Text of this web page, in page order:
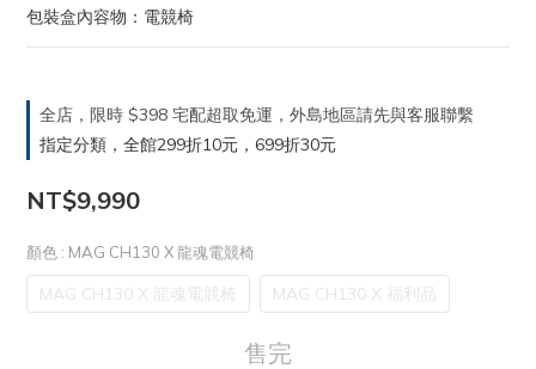
包裝盒內容物：電競椅
全店，限時 $398 宅配超取免運，外島地區請先與客服聯繫
指定分類，全館299折10元，699折30元
NT$9,990
顏色 : MAG CH130 X 龍魂電競椅
MAG CH130 X 龍魂電競椅 MAG CH130 X 福利品
售完